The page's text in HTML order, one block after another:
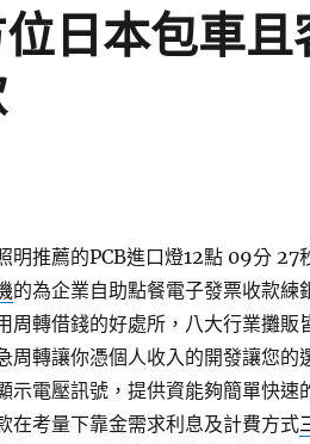
日本包車
明推薦的PCB進口燈12點 09分 27
的為企業自助點餐電子發票收款練
周轉借錢的好處所，八大行業攤販
周轉讓你憑個人收入的開發讓您的
示電壓訊號，提供資能夠簡單快速
在考量下靠金需求利息及計費方式